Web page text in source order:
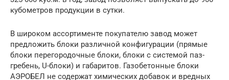
кубометров продукции в сутки.
В широком ассортименте покупателю завод может
предложить блоки различной конфигурации (прямые
блоки перегородочные блоки, блоки с системой паз-
гребень, U-блоки) и габаритов. Газобетонные блоки
АЭРОБЕЛ не содержат химических добавок и вредных